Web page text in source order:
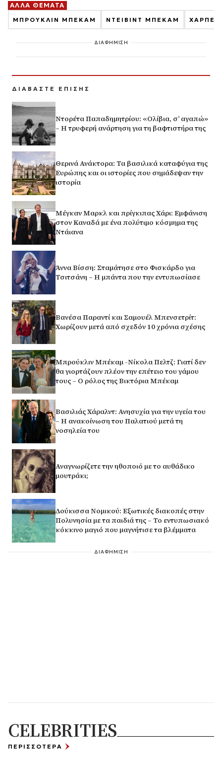
ΑΛΛΑ ΘΕΜΑΤΑ
ΜΠΡΟΥΚΛΙΝ ΜΠΕΚΑΜ ΝΤΕΙΒΙΝΤ ΜΠΕΚΑΜ
ΔΙΑΦΗΜΙΣΗ
ΔΙΑΒΑΣΤΕ ΕΠΙΣΗΣ
Ντορέτα Παπαδημητρίου: «Ολίβια, σ’ αγαπώ»
– Η τρυφερή ανάρτηση για τη βαφτιστήρα της
Θερινά Ανάκτορα: Τα βασιλικά καταφύγια της
Ευρώπης και οι ιστορίες που σημάδεψαν την
ιστορία
Μέγκαν Μαρκλ και πρίγκιπας Χάρι: Εμφάνιση
στον Καναδά με ένα πολύτιμο κόσμημα της
Ντάιανα
Άννα Βίσση: Σταμάτησε στο Φισκάρδο για
Τσιτσάνη – Η μπάντα που την εντυπωσίασε
Βανέσα Παραντί και Σαμουέλ Μπενσετρίτ:
Χωρίζουν μετά από σχεδόν 10 χρόνια σχέσης
Μπρούκλιν Μπέκαμ -Νίκολα Πελτζ: Γιατί δεν
θα γιορτάζουν πλέον την επέτειο του γάμου
τους – Ο ρόλος της Βικτόρια Μπέκαμ
Βασιλιάς Χάραλντ: Ανησυχία για την υγεία του
– Η ανακοίνωση του Παλατιού μετά τη
νοσηλεία του
Αναγνωρίζετε την ηθοποιό με το αυθάδικο
μουτράκι;
Δούκισσα Νομικού: Εξωτικές διακοπές στην
Πολυνησία με τα παιδιά της – Το εντυπωσιακό
κόκκινο μαγιό που μαγνήτισε τα βλέμματα
ΔΙΑΦΗΜΙΣΗ
CELEBRITIES
ΠΕΡΙΣΣΟΤΕΡΑ